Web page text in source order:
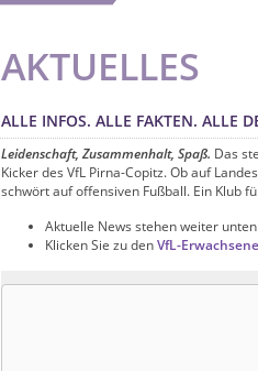
AKTUELLES
ALLE INFOS. ALLE FAKTEN. ALLE
Leidenschaft, Zusammenhalt, Spaß. Das
Kicker des VfL Pirna-Copitz. Ob auf
schwört auf offensiven Fußball. Ein Klub
Aktuelle News stehen weiter
Klicken Sie zu denVfL-